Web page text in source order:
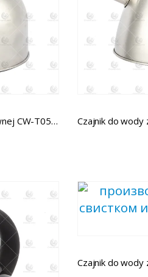
Czajnik do gwizdania ze stali nierdzewnej CW-T051-1